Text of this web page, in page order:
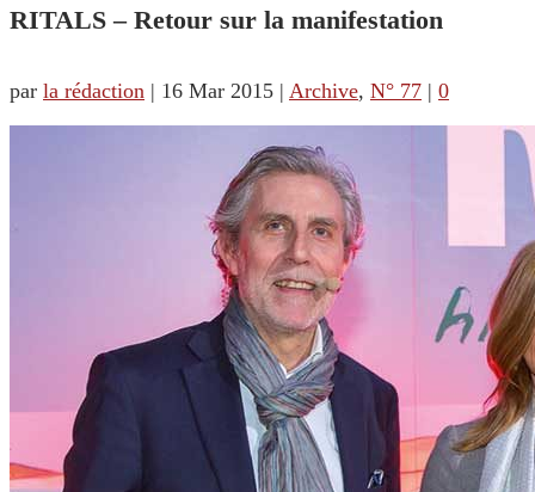
RITALS – Retour sur la manifestation
par la rédaction | 16 Mar 2015 | Archive, N° 77 | 0